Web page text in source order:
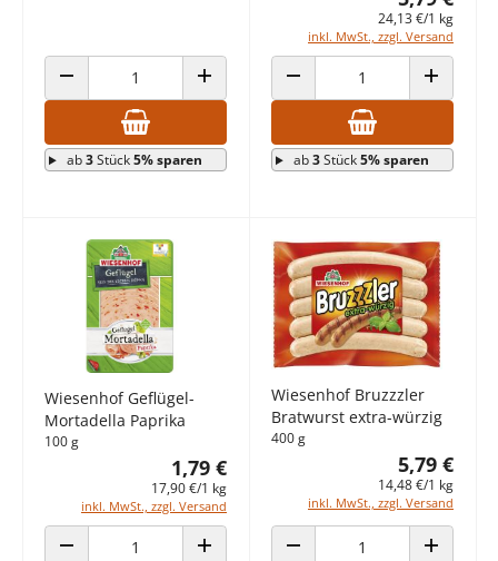
ANZAHL VERRINGERN ANZAHL ERHÖHEN
ab3Stück5% sparen
24,13 €/1 kg
inkl. MwSt., zzgl. Versand
ANZAHL VERRINGERN ANZAHL
ab3Stück5% sparen
Wiesenhof Geflügel-
Mortadella Paprika
100 g
1,79 €
17,90 €/1 kg
inkl. MwSt., zzgl. Versand
Wiesenhof Bruzzzler
Bratwurst extra-würzig
400 g
5,79 €
14,48 €/1 kg
inkl. MwSt., zzgl. Versand